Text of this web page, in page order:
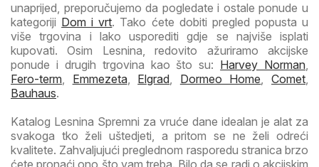
unaprijed, preporučujemo da pogledate i ostale ponude u
kategoriji Dom i vrt. Tako ćete dobiti pregled popusta u
više trgovina i lako usporediti gdje se najviše isplati
kupovati. Osim Lesnina, redovito ažuriramo akcijske
ponude i drugih trgovina kao što su: Harvey Norman
Fero-term
Emmezeta, Elgrad Dormeo Home ,Comet
Bauhaus.
Katalog Lesnina Spremni za vruće dane idealan je alat za
svakoga tko želi uštedjeti, a pritom se ne želi odreći
kvalitete. Zahvaljujući preglednom rasporedu stranica brzo
ćete pronaći ono što vam treba. Bilo da se radi o akcijskim